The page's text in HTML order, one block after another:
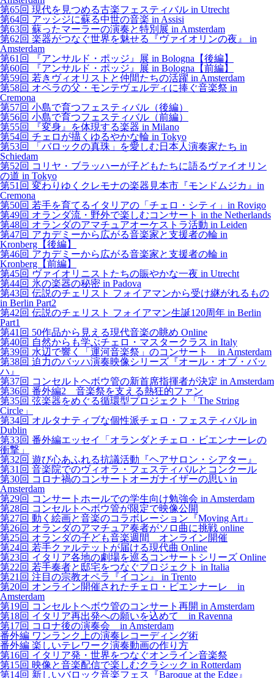
第65回 現代を見つめる古楽フェスティバル in Utrecht
第64回 アッシジに蘇る中世の音楽 in Assisi
第63回 蘇ったマーラーの演奏と特別展 in Amsterdam
第62回 楽器がつなぐ世界を魅せる『ヴァイオリンの夜』 in
Amsterdam
第61回 『アンサルド・ポッジ』展 in Bologna【後編】
第60回 『アンサルド・ポッジ』展 in Bologna【前編】
第59回 若きヴィオリストと仲間たちの活躍 in Amsterdam
第58回 オペラの父・モンテヴェルディに捧ぐ音楽祭 in
Cremona
第57回 小島で育つフェスティバル（後編）
第56回 小島で育つフェスティバル（前編）
第55回 『変身』を体現する楽器 in Milano
第54回 チェロが描くゆるやかな輪 in Tokyo
第53回 「バロックの真珠」を愛しむ日本人演奏家たち in
Schiedam
第52回 コリヤ・ブラッハーが子どもたちに語るヴァイオリン
の道 in Tokyo
第51回 変わりゆくクレモナの楽器見本市『モンドムジカ』in
Cremona
第50回 若手を育てるイタリアの「チェロ・シティ」in Rovigo
第49回 オランダ流・野外で楽しむコンサート in the Netherlands
第48回 オランダのアマチュアオーケストラ活動 in Leiden
第47回 アカデミーから広がる音楽家と支援者の輪 in
Kronberg【後編】
第46回 アカデミーから広がる音楽家と支援者の輪 in
Kronberg【前編】
第45回 ヴァイオリニストたちの賑やかな一夜 in Utrecht
第44回 氷の楽器の秘密 in Padova
第43回 伝説のチェリスト フォイアマンから受け継がれるもの
in Berlin Part2
第42回 伝説のチェリスト フォイアマン生誕120周年 in Berlin
Part1
第41回 50作品から見える現代音楽の眺め Online
第40回 自然からも学ぶチェロ・マスタークラス in Italy
第39回 水辺で響く「運河音楽祭」のコンサート in Amsterdam
第38回 迫力のバッハ演奏映像シリーズ『オール・オブ・バッ
ハ』
第37回 コンセルトヘボウ管の新首席指揮者が決定 in Amsterdam
第36回 番外編2 音楽祭を支える熱狂的ファン
第35回 弦楽器をめぐる循環型プロジェクト「The String
Circle」
第34回 オルタナティブな個性派チェロ・フェスティバル in
Dublin
第33回 番外編エッセイ「オランダとチェロ・ビエンナーレの
衝撃」
第32回 遊び心あふれる抗議活動『ヘアサロン・シアター』
第31回 音楽院でのヴィオラ・フェスティバルとコンクール
第30回 コロナ禍のコンサートオーガナイザーの思い in
Amsterdam
第29回 コンサートホールでの学生向け勉強会 in Amsterdam
第28回 コンセルトヘボウ管が限定で映像公開
第27回 動く絵画と音楽のコラボレーション『Moving Art』
第26回 オランダのアマチュア奏者がソロ曲に挑戦 online
第25回 オランダの子ども音楽週間 オンライン開催
第24回 若手クァルテットが届ける現代曲 Online
第23回 イタリア各地の劇場を巡るコンサートシリーズ Online
第22回 若手奏者と邸宅をつなぐプロジェクト in Italia
第21回 注目の宗教オペラ『イコン』 in Trento
第20回 オンライン開催されたチェロ・ビエンナーレ in
Amsterdam
第19回 コンセルトヘボウ管のコンサート再開 in Amsterdam
第18回 イタリア再出発への願いを込めて in Ravenna
第17回 コロナ後の演奏会 in Amsterdam
番外編 ワンランク上の演奏レコーディング術
番外編 楽しいテレワーク演奏動画の作り方
第16回 イタリア発・世界をつなぐオンライン音楽祭
第15回 映像と音楽配信で楽しむクラシック in Rotterdam
第14回 新しいバロック音楽フェス『Baroque at the Edge』